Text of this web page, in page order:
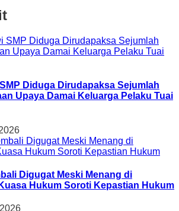
Diduga Dirudapaksa Sejumlah
Upaya Damai Keluarga Pelaku Tuai
Digugat Meski Menang di
Hukum Soroti Kepastian Hukum